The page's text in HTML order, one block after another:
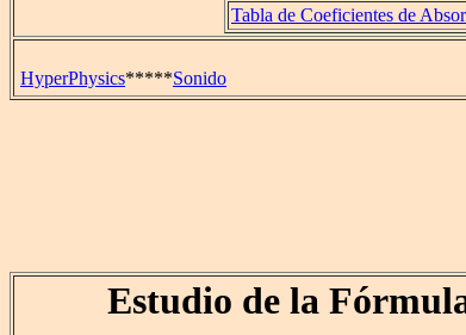
Tabla de Coeficientes de
HyperPhysics*****Sonido
Estudio de la